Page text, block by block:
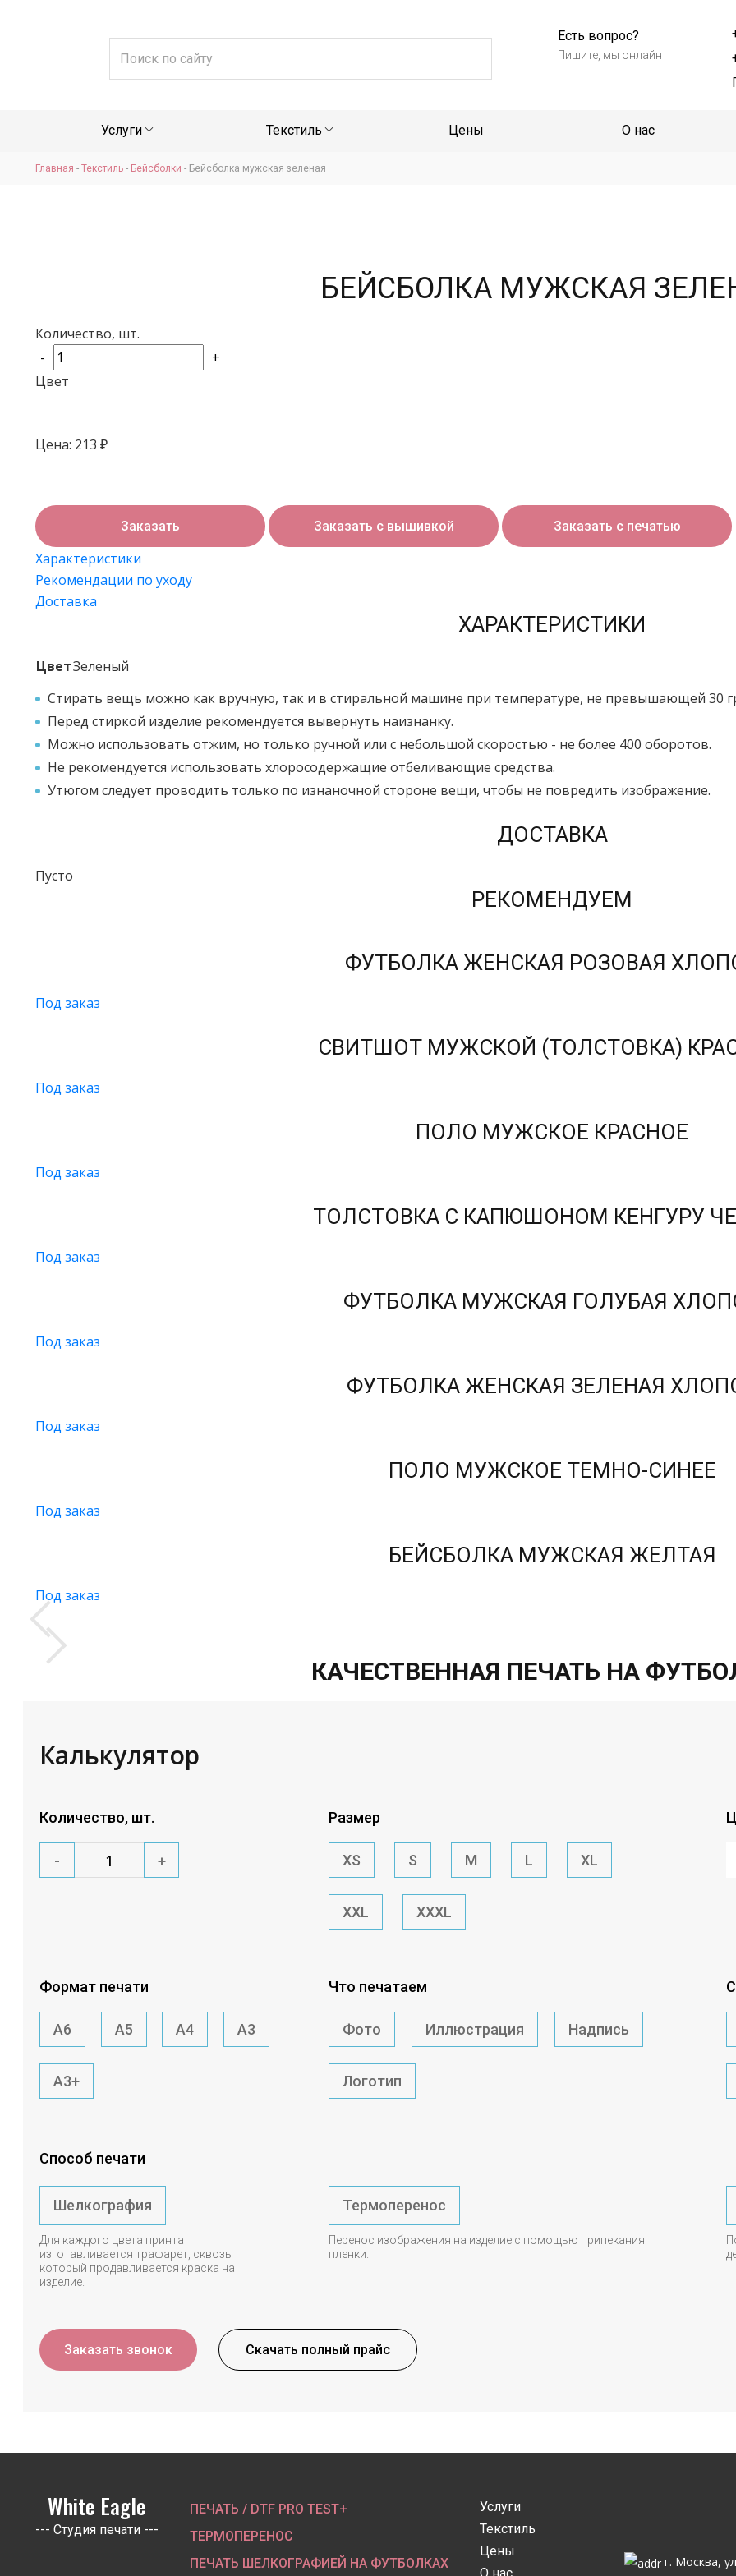
Есть вопрос?
Пишите, мы онлайн
Услуги Текстиль Цены О нас
Главная - Текстиль - Бейсболки - Бейсболка мужская зеленая
БЕЙСБОЛКА МУЖСКАЯ
Количество, шт.
-
+
Цвет
Цена: 213 ₽
Заказать Заказать с вышивкой Заказать с печатью
Характеристики
Рекомендации по уходу
Доставка
ХАРАКТЕРИСТИКИ
ЦветЗеленый
Стирать вещь можно как вручную, так и в стиральной машине при температуре, не превышающей 30
Перед стиркой изделие рекомендуется вывернуть наизнанку.
Можно использовать отжим, но только ручной или с небольшой скоростью - не более 400 оборотов.
Не рекомендуется использовать хлоросодержащие отбеливающие средства.
Утюгом следует проводить только по изнаночной стороне вещи, чтобы не повредить изображение.
ДОСТАВКА
Пусто
РЕКОМЕНДУЕМ
ФУТБОЛКА ЖЕНСКАЯ РОЗОВАЯ
Под заказ
СВИТШОТ МУЖСКОЙ (ТОЛСТОВКА)
Под заказ
ПОЛО МУЖСКОЕ КРАСНОЕ
Под заказ
ТОЛСТОВКА С КАПЮШОНОМ КЕНГУРУ
Под заказ
ФУТБОЛКА МУЖСКАЯ ГОЛУБАЯ
Под заказ
ФУТБОЛКА ЖЕНСКАЯ ЗЕЛЕНАЯ
Под заказ
ПОЛО МУЖСКОЕ ТЕМНО-СИНЕЕ
Под заказ
БЕЙСБОЛКА МУЖСКАЯ ЖЕЛТАЯ
Под заказ
КАЧЕСТВЕННАЯ ПЕЧАТЬ НА
Калькулятор
Количество, шт.
- +
Размер
XS S M L XL
XXL XXXL
Формат печати
A6 A5 A4 A3
A3+
Что печатаем
Фото Иллюстрация Надпись
Логотип
Способ печати
Шелкография
Для каждого цвета принта
изготавливается трафарет, сквозь
который продавливается краска на
изделие.
Термоперенос
Перенос изображения на изделие с помощью припекания
пленки.
Заказать звонок Скачать полный прайс
White Eagle
--- Студия печати ---
ПЕЧАТЬ / DTF PRO TEST+
ТЕРМОПЕРЕНОС
ПЕЧАТЬ ШЕЛКОГРАФИЕЙ НА ФУТБОЛКАХ
Услуги
Текстиль
Цены
г. Москва,